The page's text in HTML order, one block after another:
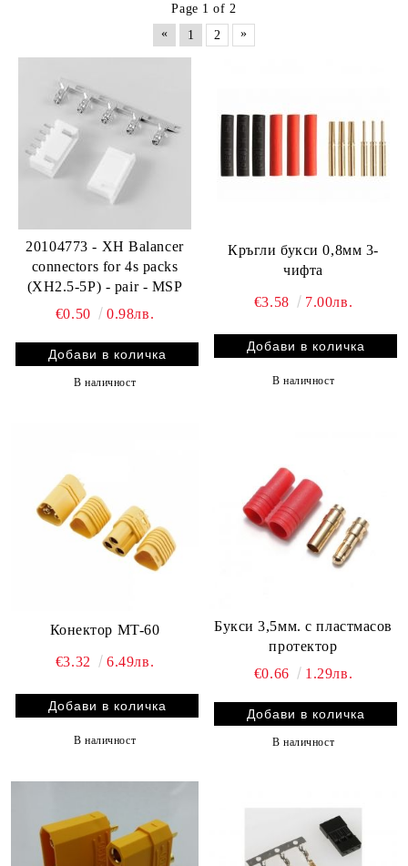
Page 1 of 2
«
1 2 »
20104773 - XH Balancer
connectors for 4s packs
(XH2.5-5P) - pair - MSP
€0.50
0.98лв.
В наличност
Кръгли букси 0,8мм 3-
чифта
€3.58 7.00лв.
В наличност
Конектор MT-60
€3.32 6.49лв.
В наличност
Букси 3,5мм. с пластмасов
протектор
€0.66
1.29лв.
В наличност